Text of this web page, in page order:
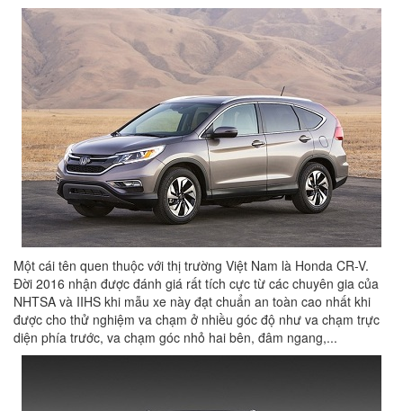
Một cái tên quen thuộc với thị trường Việt Nam là Honda CR-V.
Đời 2016 nhận được đánh giá rất tích cực từ các chuyên gia của
NHTSA và IIHS khi mẫu xe này đạt chuẩn an toàn cao nhất khi
được cho thử nghiệm va chạm ở nhiều góc độ như va chạm trực
diện phía trước, va chạm góc nhỏ hai bên, đâm ngang,...